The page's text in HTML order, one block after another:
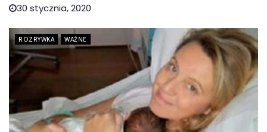
30 stycznia, 2020
ROZRYWKA WAŻNE